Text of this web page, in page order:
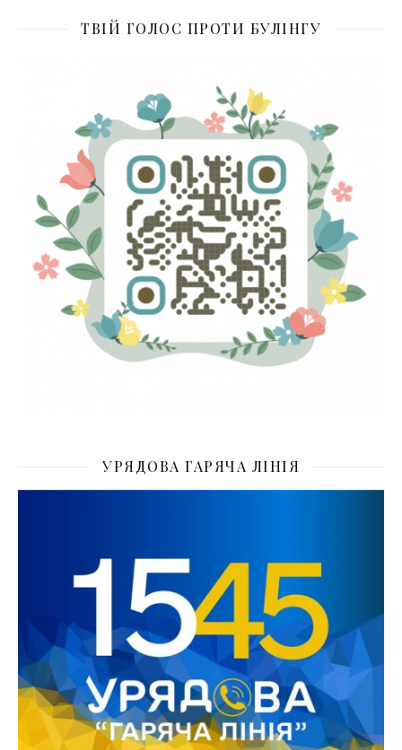
ТВІЙ ГОЛОС ПРОТИ БУЛІНГУ
УРЯДОВА ГАРЯЧА ЛІНІЯ